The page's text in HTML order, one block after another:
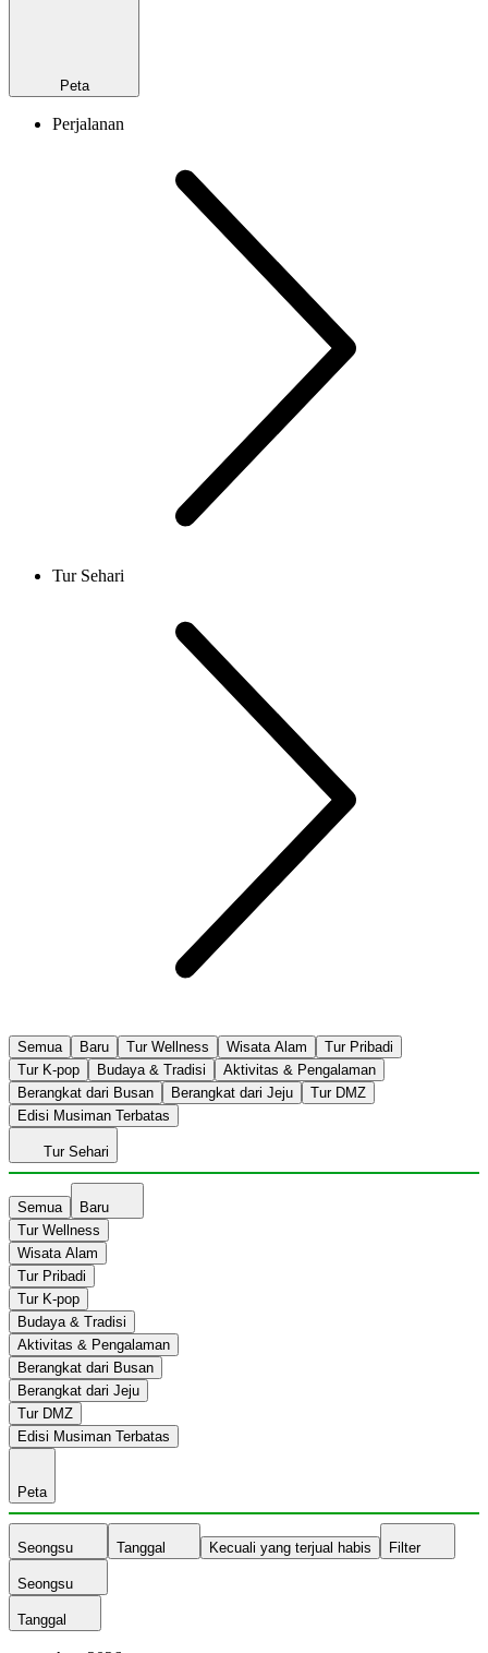
Peta
Perjalanan
Tur Sehari
Semua Baru Tur Wellness Wisata Alam
Tur Pribadi
Tur K-pop
Budaya & Tradisi
Aktivitas & Pengalaman
Berangkat dari Busan
Berangkat dari Jeju
Tur DMZ
Edisi Musiman Terbatas
Tur Sehari
Semua
Baru
Tur Wellness
Wisata Alam
Tur Pribadi
Tur K-pop
Budaya & Tradisi
Aktivitas & Pengalaman
Berangkat dari Busan
Berangkat dari Jeju
Tur DMZ
Edisi Musiman Terbatas
Peta
Seongsu Tanggal Kecuali yang terjual habis Filter
Seongsu
Tanggal